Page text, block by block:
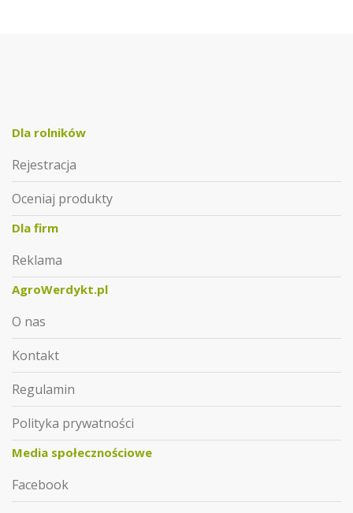
Dla rolników
Rejestracja
Oceniaj produkty
Dla firm
Reklama
AgroWerdykt.pl
O nas
Kontakt
Regulamin
Polityka prywatności
Media społecznościowe
Facebook